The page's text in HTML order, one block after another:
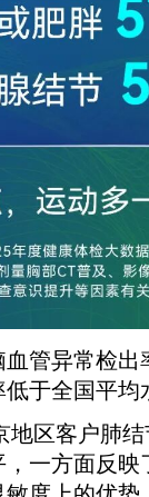
管异常检
于全国平均
地区客户肺
一方面反